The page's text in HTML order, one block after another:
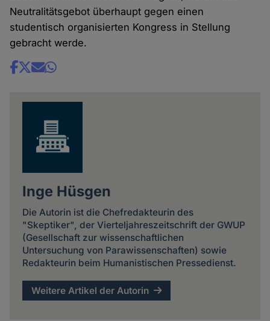
Neutralitätsgebot überhaupt gegen einen
studentisch organisierten Kongress in Stellung
gebracht werde.
Share
Inge Hüsgen
Die Autorin ist die Chefredakteurin des
"Skeptiker", der Vierteljahreszeitschrift der GWUP
(Gesellschaft zur wissenschaftlichen
Untersuchung von Parawissenschaften) sowie
Redakteurin beim Humanistischen Pressedienst.
Weitere Artikel der Autorin